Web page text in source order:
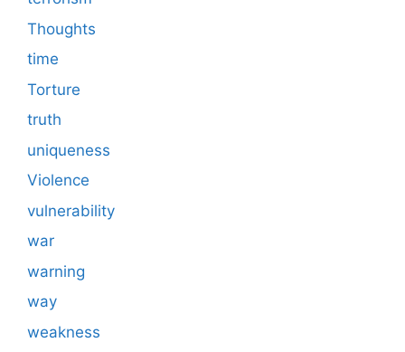
Thoughts
time
Torture
truth
uniqueness
Violence
vulnerability
war
warning
way
weakness